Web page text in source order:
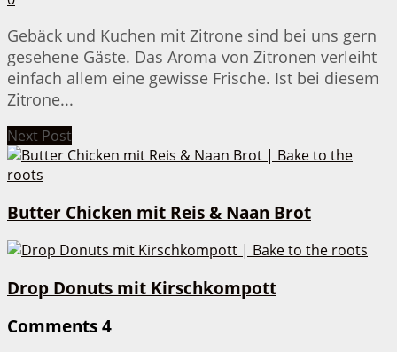
Gebäck und Kuchen mit Zitrone sind bei uns gern
gesehene Gäste. Das Aroma von Zitronen verleiht
einfach allem eine gewisse Frische. Ist bei diesem
Zitrone...
Next Post
Butter Chicken mit Reis & Naan Brot
Drop Donuts mit Kirschkompott
Comments 4